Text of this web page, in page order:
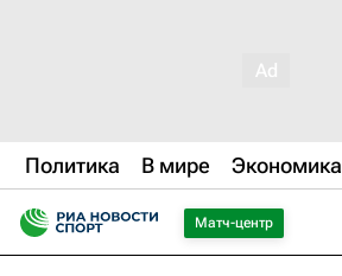
Политика В мире Экономика
Матч-центр